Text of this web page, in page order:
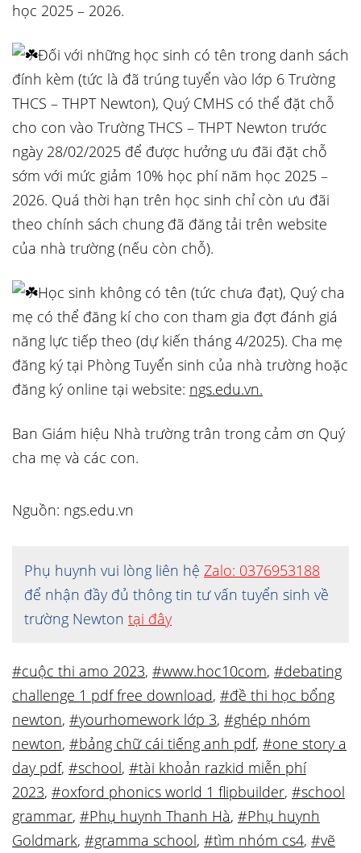
học 2025 – 2026.
Đối với những học sinh có tên trong danh sách
đính kèm (tức là đã trúng tuyển vào lớp 6 Trường
THCS – THPT Newton), Quý CMHS có thể đặt chỗ
cho con vào Trường THCS – THPT Newton trước
ngày 28/02/2025 để được hưởng ưu đãi đặt chỗ
sớm với mức giảm 10% học phí năm học 2025 –
2026. Quá thời hạn trên học sinh chỉ còn ưu đãi
theo chính sách chung đã đăng tải trên website
của nhà trường (nếu còn chỗ).
Học sinh không có tên (tức chưa đạt), Quý cha
mẹ có thể đăng kí cho con tham gia đợt đánh giá
năng lực tiếp theo (dự kiến tháng 4/2025). Cha mẹ
đăng ký tại Phòng Tuyển sinh của nhà trường hoặc
đăng ký online tại website: ngs.edu.vn.
Ban Giám hiệu Nhà trường trân trong cảm ơn Quý
cha mẹ và các con.
Nguồn: ngs.edu.vn
Phụ huynh vui lòng liên hệ Zalo: 0376953188
để nhận đầy đủ thông tin tư vấn tuyển sinh về
trường Newton tại đây
#cuộc thi amo 2023, #www.hoc10com, #debating
challenge 1 pdf free download, #đề thi học bổng
newton, #yourhomework lớp 3, #ghép nhóm
newton, #bảng chữ cái tiếng anh pdf, #one story a
day pdf, #school, #tài khoản razkid miễn phí
2023, #oxford phonics world 1 flipbuilder, #school
grammar, #Phụ huynh Thanh Hà, #Phụ huynh
Goldmark, #gramma school, #tìm nhóm cs4, #vẽ